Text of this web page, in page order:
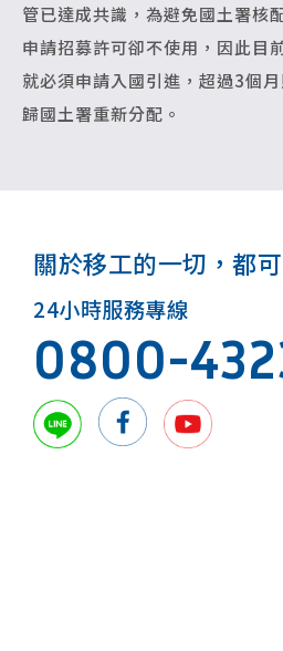
管已達成共識，為避免國土署核
申請招募許可卻不使用，因此目
就必須申請入國引進，超過3個
歸國土署重新分配。
關於移工的一切，都
24小時服務專線
0800-